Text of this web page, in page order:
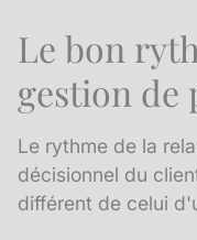
Le bon
gestion de
Le rythme de la
décisionnel du
différent de celui